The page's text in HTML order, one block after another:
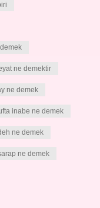
demek
ne demektir
ne demek
inabe ne demek
ne demek
ne demek